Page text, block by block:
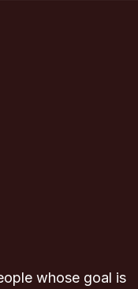
whose goal is